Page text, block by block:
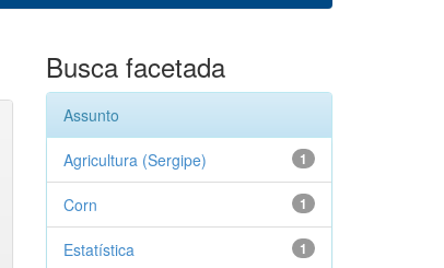
Busca facetada
Assunto
1
Agricultura (Sergipe)
1
Corn
1
Estatística